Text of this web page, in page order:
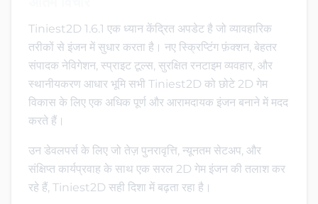
Tiniest2D 1.6.1 एक ध्यान केंद्रित अपडेट है जो व्यावहारिक
तरीकों से इंजन में सुधार करता है। नए स्क्रिप्टिंग फ़ंक्शन, बेहतर
संपादक नेविगेशन, स्प्राइट टूल्स, सुरक्षित रनटाइम व्यवहार, और
स्थानीयकरण आधार भूमि सभी Tiniest2D को छोटे 2D गेम
विकास के लिए एक अधिक पूर्ण और आरामदायक इंजन बनाने में मदद
करते हैं।
उन डेवलपर्स के लिए जो तेज़ पुनरावृत्ति, न्यूनतम सेटअप, और
संक्षिप्त कार्यप्रवाह के साथ एक सरल 2D गेम इंजन की तलाश कर
रहे हैं, Tiniest2D सही दिशा में बढ़ता रहा है।